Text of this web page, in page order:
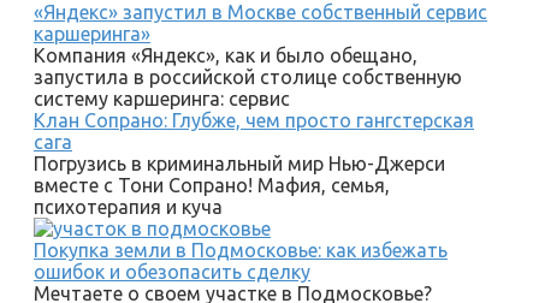
«Яндекс» запустил в Москве собственный сервис
каршеринга»
Компания «Яндекс», как и было обещано,
запустила в российской столице собственную
систему каршеринга: сервис
Клан Сопрано: Глубже, чем просто гангстерская
сага
Погрузись в криминальный мир Нью-Джерси
вместе с Тони Сопрано! Мафия, семья,
психотерапия и куча
Покупка земли в Подмосковье: как избежать
ошибок и обезопасить сделку
Мечтаете о своем участке в Подмосковье?